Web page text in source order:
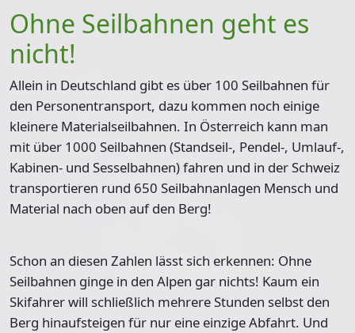
Ohne Seilbahnen geht es
nicht!
Allein in Deutschland gibt es über 100 Seilbahnen für
den Personentransport, dazu kommen noch einige
kleinere Materialseilbahnen. In Österreich kann man
mit über 1000 Seilbahnen (Standseil-, Pendel-, Umlauf-,
Kabinen- und Sesselbahnen) fahren und in derSchweiz
transportieren rund 650 Seilbahnanlagen Mensch und
Material nach oben auf den Berg!
Schon an diesen Zahlen lässt sich erkennen: Ohne
Seilbahnen ginge in den Alpen gar nichts! Kaum ein
Skifahrer will schließlich mehrere Stunden selbst den
Berg hinaufsteigen für nur eine einzige Abfahrt. Und